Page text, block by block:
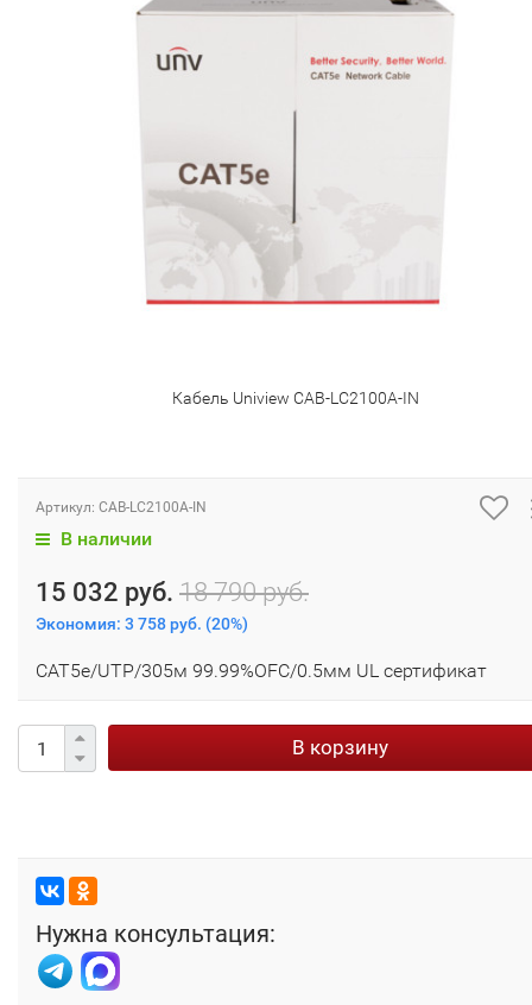
Кабель Uniview CAB-LC2100A-IN
Артикул: CAB-LC2100A-IN
В наличии
15 032 руб. 18 790 руб.
Экономия: 3 758 руб. (20%)
CAT5e/UTP/305м 99.99%OFC/0.5мм UL сертификат
В корзину
Нужна консультация: